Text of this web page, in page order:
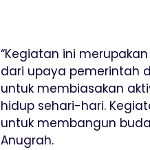
“Kegiatan ini
dari upaya pemerintah
untuk membiasakan
hidup sehari-hari.
untuk membangun
Anugrah.